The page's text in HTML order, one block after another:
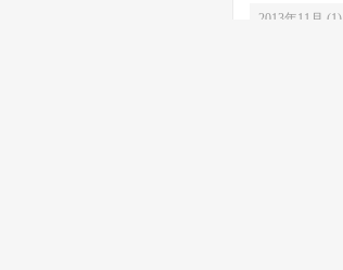
2013年11月 (1)